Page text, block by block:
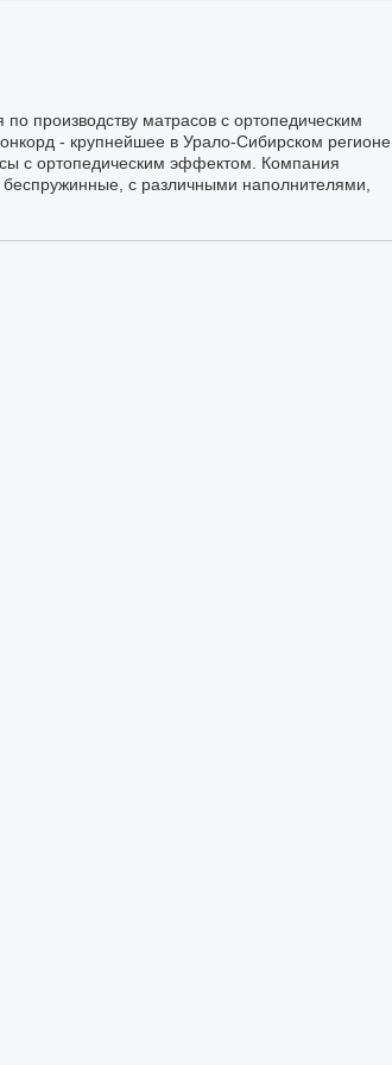
производству матрасов с ортопедическим
- крупнейшее в Урало-Сибирском регионе
с ортопедическим эффектом. Компания
с различными наполнителями,